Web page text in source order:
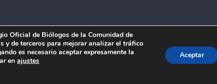
Oficial de Biólogos de la Comunidad de
y de terceros para mejorar analizar el tráfico
es necesario aceptar expresamente la
enajustes
Aceptar